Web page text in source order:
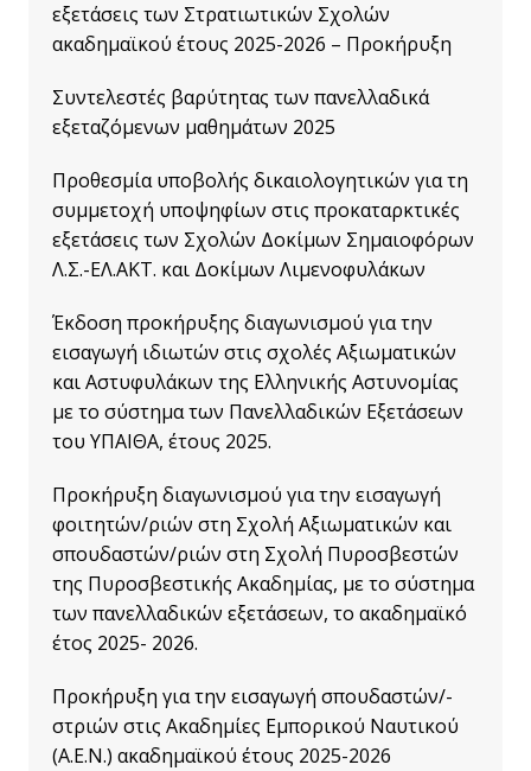
εξετάσεις των Στρατιωτικών Σχολών
ακαδημαϊκού έτους 2025-2026 – Προκήρυξη
Συντελεστές βαρύτητας των πανελλαδικά
εξεταζόμενων μαθημάτων 2025
Προθεσμία υποβολής δικαιολογητικών για τη
συμμετοχή υποψηφίων στις προκαταρκτικές
εξετάσεις των Σχολών Δοκίμων Σημαιοφόρων
Λ.Σ.-ΕΛ.ΑΚΤ. και Δοκίμων Λιμενοφυλάκων
Έκδοση προκήρυξης διαγωνισμού για την
εισαγωγή ιδιωτών στις σχολές Αξιωματικών
και Αστυφυλάκων της Ελληνικής Αστυνομίας
με το σύστημα των Πανελλαδικών Εξετάσεων
του ΥΠΑΙΘΑ, έτους 2025.
Προκήρυξη διαγωνισμού για την εισαγωγή
φοιτητών/ριών στη Σχολή Αξιωματικών και
σπουδαστών/ριών στη Σχολή Πυροσβεστών
της Πυροσβεστικής Ακαδημίας, με το σύστημα
των πανελλαδικών εξετάσεων, το ακαδημαϊκό
έτος 2025- 2026.
Προκήρυξη για την εισαγωγή σπουδαστών/-
στριών στις Ακαδημίες Εμπορικού Ναυτικού
(Α.Ε.Ν.) ακαδημαϊκού έτους 2025-2026